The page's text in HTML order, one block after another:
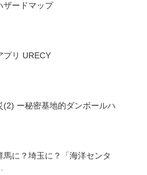
ザードマップ
プリ URECY
(2) ー秘密基地的ダンボールハ
馬に？埼玉に？「海洋センタ